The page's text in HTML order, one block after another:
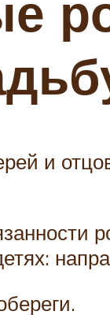
и